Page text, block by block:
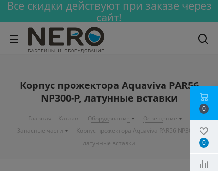
Все скидки действуют при заказе через
сайт!
Корпус прожектора Aquaviva PAR56
NP300-P, латунные вставки
Главная - Каталог - Оборудование - Освещение
-
Запасные части
- Корпус прожектора Aquaviva PAR56 NP300-P,
латунные вставки
0
0